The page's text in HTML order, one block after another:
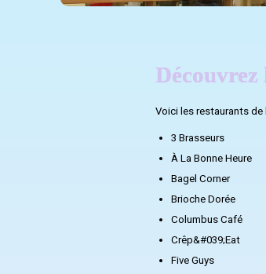
Voici les restaurants de
3 Brasseurs
À La Bonne Heure
Bagel Corner
Brioche Dorée
Columbus Café
Crêp&#039;Eat
Five Guys